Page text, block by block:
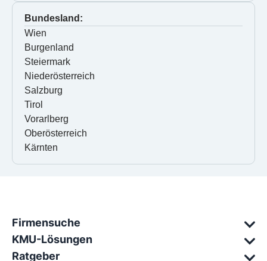
Bundesland:
Wien
Burgenland
Steiermark
Niederösterreich
Salzburg
Tirol
Vorarlberg
Oberösterreich
Kärnten
Firmensuche
KMU-Lösungen
Ratgeber